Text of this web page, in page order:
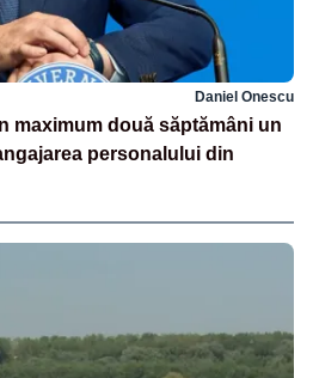
Daniel Onescu
maximum două săptămâni un
personalului din